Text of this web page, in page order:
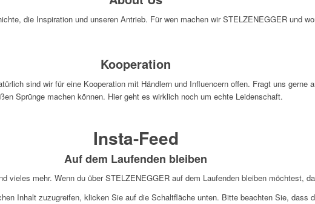
die Inspiration und unseren Antrieb. Für wen machen wir STELZENEGGER und
Kooperation
sind wir für eine Kooperation mit Händlern und Influencern offen. Fragt uns
Sprünge machen können. Hier geht es wirklich noch um echte Leidenschaft.
Insta-Feed
Auf dem Laufenden bleiben
vieles mehr. Wenn du über STELZENEGGER auf dem Laufenden bleiben möchtest,
Inhalt zuzugreifen, klicken Sie auf die Schaltfläche unten. Bitte beachten Sie, dass